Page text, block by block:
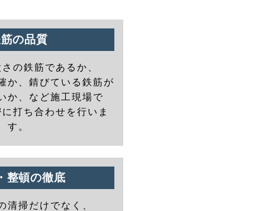
の品質
の鉄筋であるか、
か、錆びている鉄筋が
か、など施工現場で
打ち合わせを行いま
す。
整頓の徹底
清掃だけでなく、